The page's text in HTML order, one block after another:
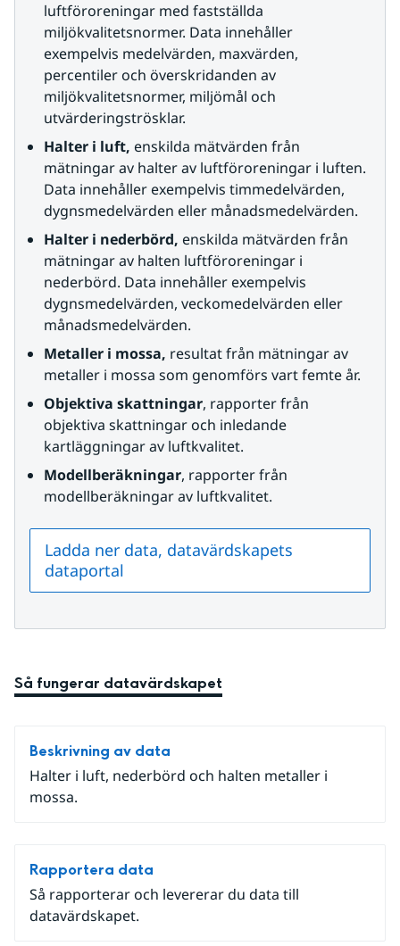
luftföroreningar med fastställda
miljökvalitetsnormer. Data innehåller
exempelvis medelvärden, maxvärden,
percentiler och överskridanden av
miljökvalitetsnormer, miljömål och
utvärderingströsklar.
Halter i luft, enskilda mätvärden från
mätningar av halter av luftföroreningar i luften.
Data innehåller exempelvis timmedelvärden,
dygnsmedelvärden eller månadsmedelvärden.
Halter i nederbörd, enskilda mätvärden från
mätningar av halten luftföroreningar i
nederbörd. Data innehåller exempelvis
dygnsmedelvärden, veckomedelvärden eller
månadsmedelvärden.
Metaller i mossa, resultat från mätningar av
metaller i mossa som genomförs vart femte år.
Objektiva skattningar, rapporter från
objektiva skattningar och inledande
kartläggningar av luftkvalitet.
Modellberäkningar, rapporter från
modellberäkningar av luftkvalitet.
Ladda ner data, datavärdskapets
dataportal
Så fungerar datavärdskapet
Beskrivning av data
Halter i luft, nederbörd och halten metaller i
mossa.
Rapportera data
Så rapporterar och levererar du data till
datavärdskapet.